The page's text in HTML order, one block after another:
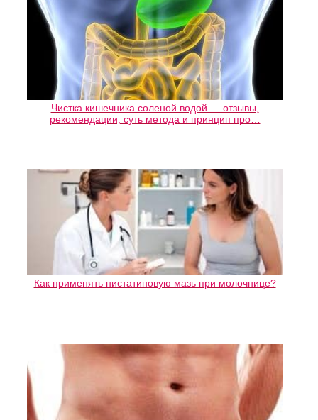
Чистка кишечника соленой водой — отзывы,
рекомендации, суть метода и принцип про…
Как применять нистатиновую мазь при молочнице?